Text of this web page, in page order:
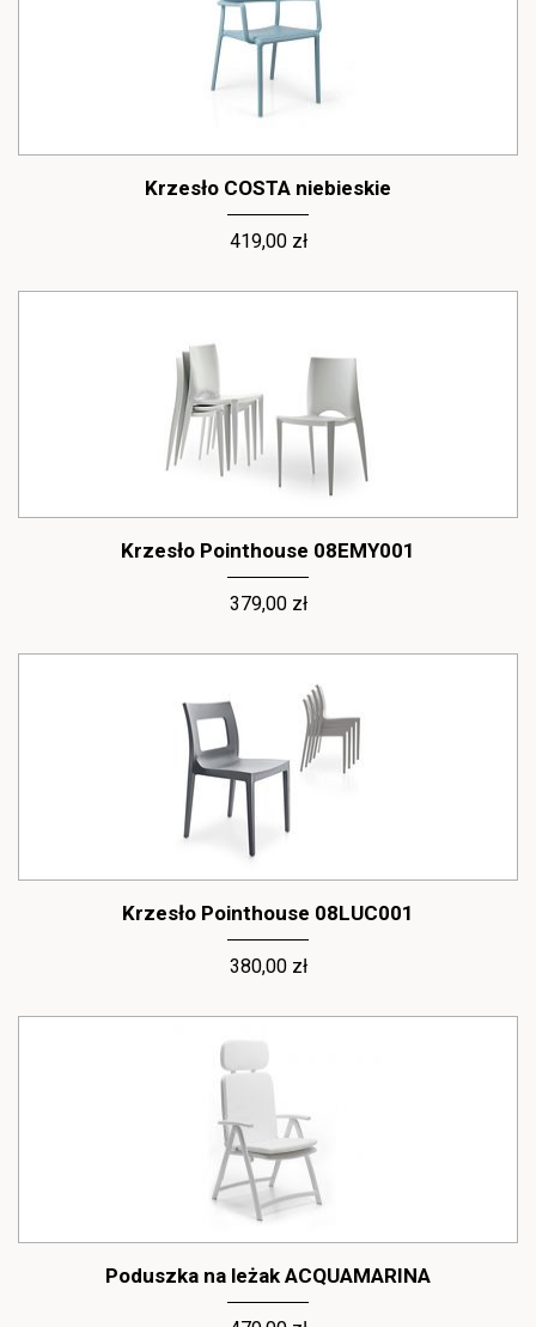
Krzesło COSTA niebieskie
419,00 zł
Krzesło Pointhouse 08EMY001
379,00 zł
Krzesło Pointhouse 08LUC001
380,00 zł
Poduszka na leżak ACQUAMARINA